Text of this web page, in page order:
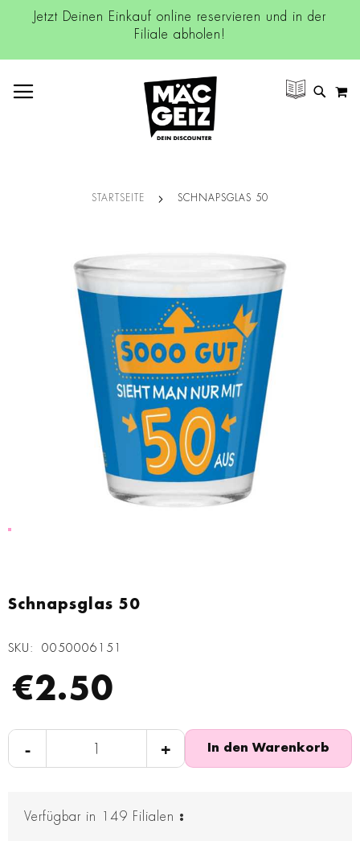
Jetzt Deinen Einkauf online reservieren und in der
Filiale abholen!
SUCHE
STARTSEITE SCHNAPSGLAS 50
Schnapsglas 50
SKU 0050006151
€2.50
- + In den Warenkorb
Verfügbar in 149 Filialen :
Anfang
springen